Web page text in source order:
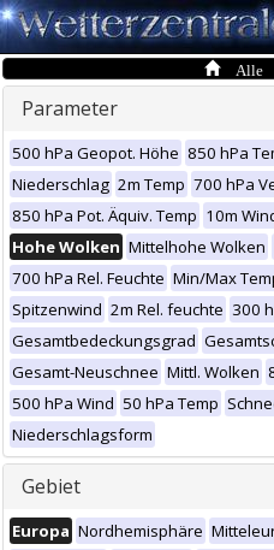
Alle
Parameter
500 hPa Geopot. Höhe 850 hPa
Niederschlag 2m Temp 700 hPa
850 hPa Pot. Äquiv. Temp 10m
Hohe Wolken Mittelhohe Wolken
700 hPa Rel. Feuchte Min/Max
Spitzenwind 2m Rel. feuchte 300
Gesamtbedeckungsgrad
Gesamt-Neuschnee Mittl. Wolken
500 hPa Wind 50 hPa Temp
Niederschlagsform
Gebiet
Europa Nordhemisphäre